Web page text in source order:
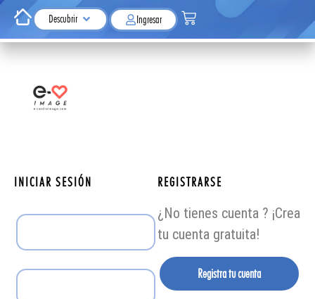
Descubrir Ingresar
INICIAR SESIÓN REGISTRARSE
¿No tienes cuenta ? ¡Crea
tu cuenta gratuita!
Registra tu cuenta